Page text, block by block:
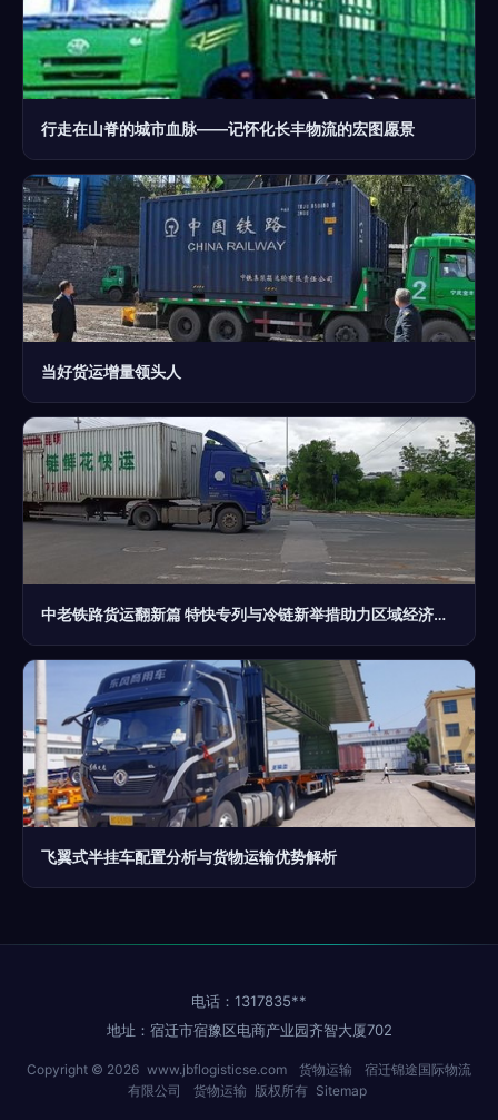
行走在山脊的城市血脉——记怀化长丰物流的宏图愿景
当好货运增量领头人
中老铁路货运翻新篇 特快专列与冷链新举措助力区域经济腾飞
飞翼式半挂车配置分析与货物运输优势解析
电话：1317835**
地址：宿迁市宿豫区电商产业园齐智大厦702
Copyright © 2026 www.jbflogisticse.com 货物运输
宿迁锦途国际物流
有限公司
货物运输 版权所有 Sitemap